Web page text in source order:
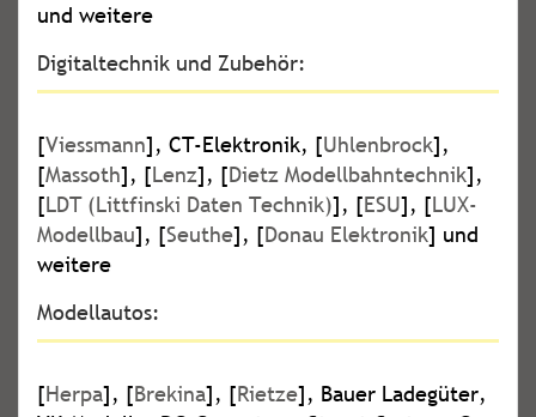
und weitere
Digitaltechnik und Zubehör:
[Viessmann], CT-Elektronik, [Uhlenbrock],
[Massoth], [Lenz], [Dietz Modellbahntechnik],
[LDT (Littfinski Daten Technik)], [ESU], [LUX-
Modellbau], [Seuthe], [Donau Elektronik] und
weitere
Modellautos:
[Herpa], [Brekina], [Rietze], Bauer Ladegüter,